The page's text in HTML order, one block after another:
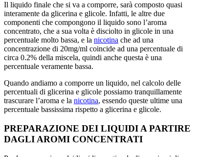
Il liquido finale che si va a comporre, sarà composto quasi
interamente da glicerina e glicole. Infatti, le altre due
componenti che compongono il liquido sono l’aroma
concentrato, che a sua volta è disciolto in glicole in una
percentuale molto bassa, e la nicotina che ad una
concentrazione di 20mg/ml coincide ad una percentuale di
circa 0.2% della miscela, quindi anche questa è una
percentuale veramente bassa.
Quando andiamo a comporre un liquido, nel calcolo delle
percentuali di glicerina e glicole possiamo tranquillamente
trascurare l’aroma e la nicotina, essendo queste ultime una
percentuale bassissima rispetto a glicerina e glicole.
PREPARAZIONE DEI LIQUIDI A PARTIRE
DAGLI AROMI CONCENTRATI